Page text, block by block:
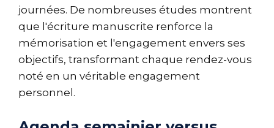
journées. De nombreuses études montrent
que l'écriture manuscrite renforce la
mémorisation et l'engagement envers ses
objectifs, transformant chaque rendez-vous
noté en un véritable engagement
personnel.